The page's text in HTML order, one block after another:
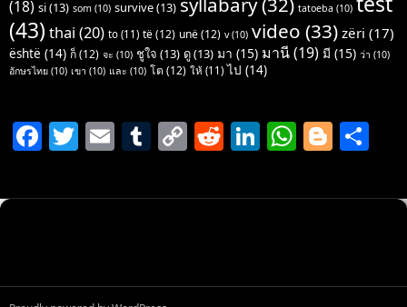
(18) si(13) som (10) survive(13) tatoeba (10)
(43) thai (20) to (11) të(12) unë(12) v(10) video (33) zëri (17)
është (14) ก็(12) จะ (10) ชูใจ (13) ดู(13) มา (15) มานี(19) มี (15) ว่า (10)
อักษรไทย (10) เขา (10) และ (10) โต (12) ให้ (11) ไป (14)
F
c
o
T
itt
E
ai
T
m
C
p
n
R
d
Li
k
n
W
at
p
Bl
g ar